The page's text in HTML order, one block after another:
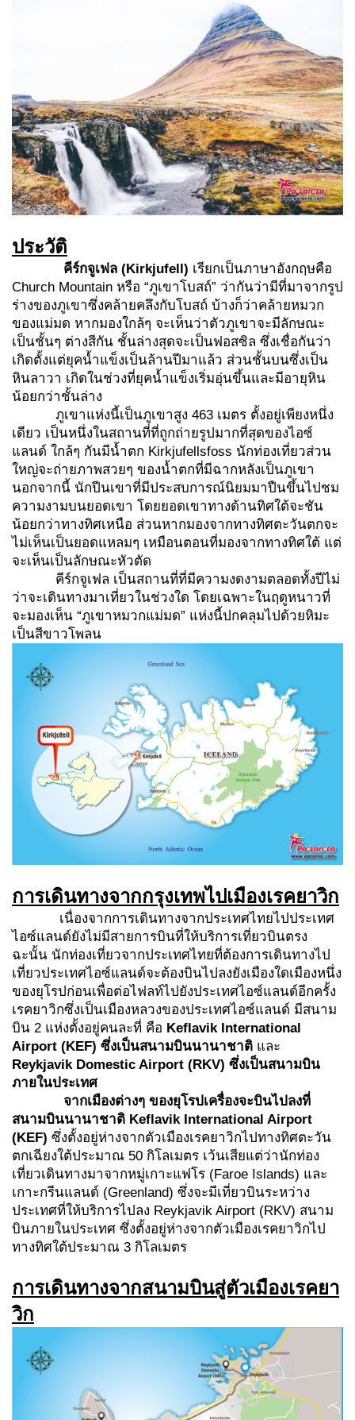
ประวัติ
คีร์กจูเฟล (Kirkjufell) เรียกเป็นภาษาอังกฤษคือ
Church Mountain หรือ “ภูเขาโบสถ์” ว่ากันว่ามีที่มาจากรูป
ร่างของภูเขาซึ่งคล้ายคลึงกับโบสถ์ บ้างก็ว่าคล้ายหมวก
ของแม่มด หากมองใกล้ๆ จะเห็นว่าตัวภูเขาจะมีลักษณะ
เป็นชั้นๆ ต่างสีกัน ชั้นล่างสุดจะเป็นฟอสซิล ซึ่งเชื่อกันว่า
เกิดตั้งแต่ยุคน้ำแข็งเป็นล้านปีมาแล้ว ส่วนชั้นบนซึ่งเป็น
หินลาวา เกิดในช่วงที่ยุคน้ำแข็งเริ่มอุ่นขึ้นและมีอายุหิน
น้อยกว่าชั้นล่าง
ภูเขาแห่งนี้เป็นภูเขาสูง 463 เมตร ตั้งอยู่เพียงหนึ่ง
เดียว เป็นหนึ่งในสถานที่ที่ถูกถ่ายรูปมากที่สุดของไอซ์
แลนด์ ใกล้ๆ กันมีน้ำตก Kirkjufellsfoss นักท่องเที่ยวส่วน
ใหญ่จะถ่ายภาพสวยๆ ของน้ำตกที่มีฉากหลังเป็นภูเขา
นอกจากนี้ นักปีนเขาที่มีประสบการณ์นิยมมาปืนขึ้นไปชม
ความงามบนยอดเขา โดยยอดเขาทางด้านทิศใต้จะชัน
น้อยกว่าทางทิศเหนือ ส่วนหากมองจากทางทิศตะวันตกจะ
ไม่เห็นเป็นยอดแหลมๆ เหมือนตอนที่มองจากทางทิศใต้ แต่
จะเห็นเป็นลักษณะหัวตัด
คีร์กจูเฟล เป็นสถานที่ที่มีความงดงามตลอดทั้งปีไม่
ว่าจะเดินทางมาเที่ยวในช่วงใด โดยเฉพาะในฤดูหนาวที่
จะมองเห็น “ภูเขาหมวกแม่มด” แห่งนี้ปกคลุมไปด้วยหิมะ
เป็นสีขาวโพลน
การเดินทางจากกรุงเทพไปเมืองเรคยาวิก
เนื่องจากการเดินทางจากประเทศไทยไปประเทศ
ไอซ์แลนด์ยังไม่มีสายการบินที่ให้บริการเที่ยวบินตรง
ฉะนั้น นักท่องเที่ยวจากประเทศไทยที่ต้องการเดินทางไป
เที่ยวประเทศไอซ์แลนด์จะต้องบินไปลงยังเมืองใดเมืองหนึ่ง
ของยุโรปก่อนเพื่อต่อไฟลท์ไปยังประเทศไอซ์แลนด์อีกครั้ง
เรคยาวิกซึ่งเป็นเมืองหลวงของประเทศไอซ์แลนด์ มีสนาม
บิน 2 แห่งตั้งอยู่คนละที่ คือ Keflavik International
Airport (KEF) ซึ่งเป็นสนามบินนานาชาติ และ
Reykjavik Domestic Airport (RKV) ซึ่งเป็นสนามบิน
ภายในประเทศ
จากเมืองต่างๆ ของยุโรปเครื่องจะบินไปลงที่
สนามบินนานาชาติ Keflavik International Airport
(KEF) ซึ่งตั้งอยู่ห่างจากตัวเมืองเรคยาวิกไปทางทิศตะวัน
ตกเฉียงใต้ประมาณ 50 กิโลเมตร เว้นเสียแต่ว่านักท่อง
เที่ยวเดินทางมาจากหมู่เกาะแฟโร (Faroe Islands) และ
เกาะกรีนแลนด์ (Greenland) ซึ่งจะมีเที่ยวบินระหว่าง
ประเทศที่ให้บริการไปลง Reykjavik Airport (RKV) สนาม
บินภายในประเทศ ซึ่งตั้งอยู่ห่างจากตัวเมืองเรคยาวิกไป
ทางทิศใต้ประมาณ 3 กิโลเมตร
การเดินทางจากสนามบินสู่ตัวเมืองเรคยา
วิก